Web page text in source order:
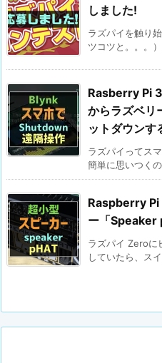
しました!
ラズパイを触り
ツコツと。。。
Rasberry Pi
からラズベリ
ットダウンす
ラズパイってス
簡単に思いつく
Raspberry Pi
ー「Speaker
ラズパイ Zeroに
していたら、ス